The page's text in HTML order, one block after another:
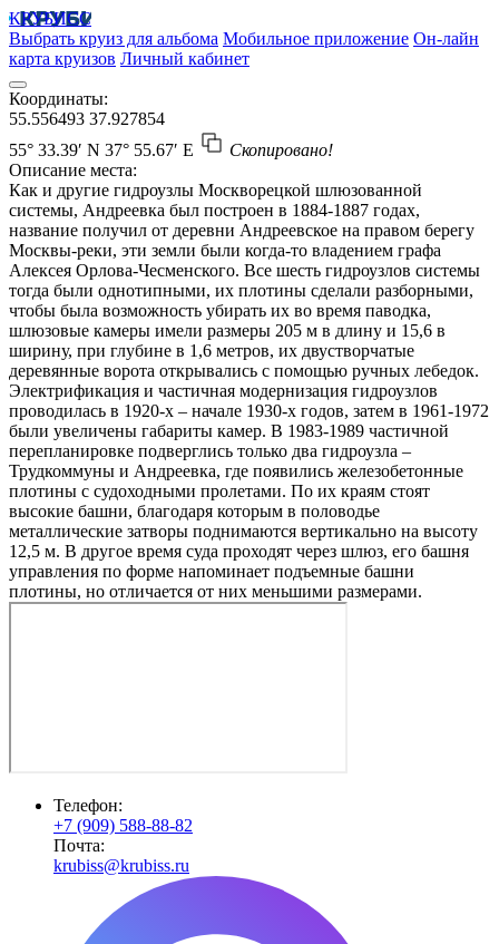
КРУБИСС
Выбрать круиз для альбома Мобильное приложение Он-лайн
карта круизов Личный кабинет
Координаты:
55.556493 37.927854
55° 33.39′ N 37° 55.67′ E
Скопировано!
Описание места:
Как и другие гидроузлы Москворецкой шлюзованной
системы, Андреевка был построен в 1884-1887 годах,
название получил от деревни Андреевское на правом берегу
Москвы-реки, эти земли были когда-то владением графа
Алексея Орлова-Чесменского. Все шесть гидроузлов системы
тогда были однотипными, их плотины сделали разборными,
чтобы была возможность убирать их во время паводка,
шлюзовые камеры имели размеры 205 м в длину и 15,6 в
ширину, при глубине в 1,6 метров, их двустворчатые
деревянные ворота открывались с помощью ручных лебедок.
Электрификация и частичная модернизация гидроузлов
проводилась в 1920-х – начале 1930-х годов, затем в 1961-1972
были увеличены габариты камер. В 1983-1989 частичной
перепланировке подверглись только два гидроузла –
Трудкоммуны и Андреевка, где появились железобетонные
плотины с судоходными пролетами. По их краям стоят
высокие башни, благодаря которым в половодье
металлические затворы поднимаются вертикально на высоту
12,5 м. В другое время суда проходят через шлюз, его башня
управления по форме напоминает подъемные башни
плотины, но отличается от них меньшими размерами.
Телефон:
+7 (909) 588-88-82
Почта:
krubiss@krubiss.ru